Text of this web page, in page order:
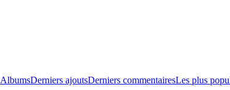
AlbumsDerniers ajoutsDerniers commentairesLes plus